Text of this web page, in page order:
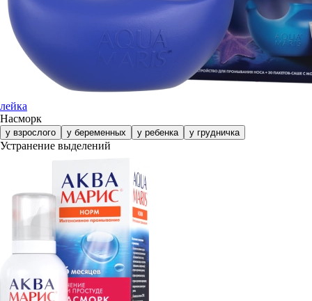
лейка
Насморк
у взрослого у беременных у ребенка у грудничка
Устранение выделений